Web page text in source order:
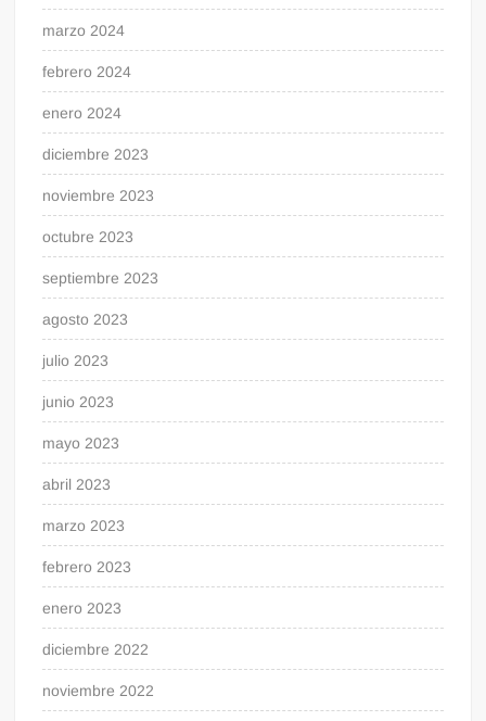
marzo 2024
febrero 2024
enero 2024
diciembre 2023
noviembre 2023
octubre 2023
septiembre 2023
agosto 2023
julio 2023
junio 2023
mayo 2023
abril 2023
marzo 2023
febrero 2023
enero 2023
diciembre 2022
noviembre 2022